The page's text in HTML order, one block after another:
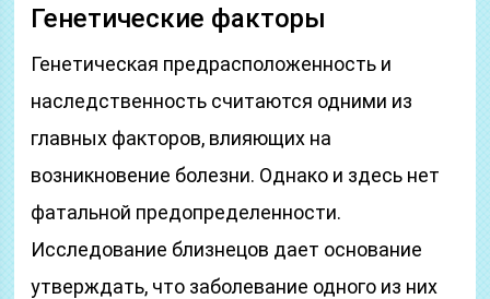
Генетические факторы
Генетическая предрасположенность и
наследственность считаются одними из
главных факторов, влияющих на
возникновение болезни. Однако и здесь нет
фатальной предопределенности.
Исследование близнецов дает основание
утверждать, что заболевание одного из них